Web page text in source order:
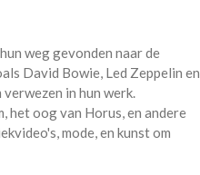
weg gevonden naar de
David Bowie, Led Zeppelin en
in hun werk.
het oog van Horus, en andere
mode, en kunst om